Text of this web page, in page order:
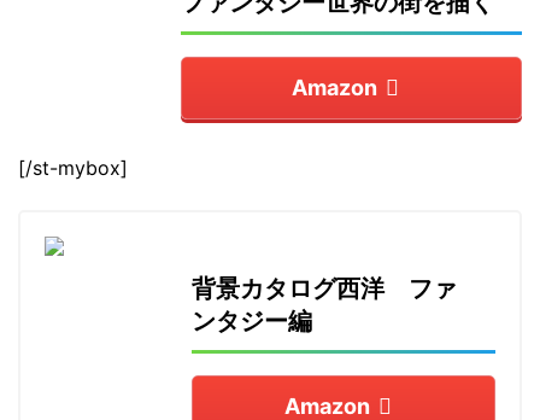
Amazon
[/st-mybox]
背景カタログ西洋 ファ
ンタジー編
Amazon